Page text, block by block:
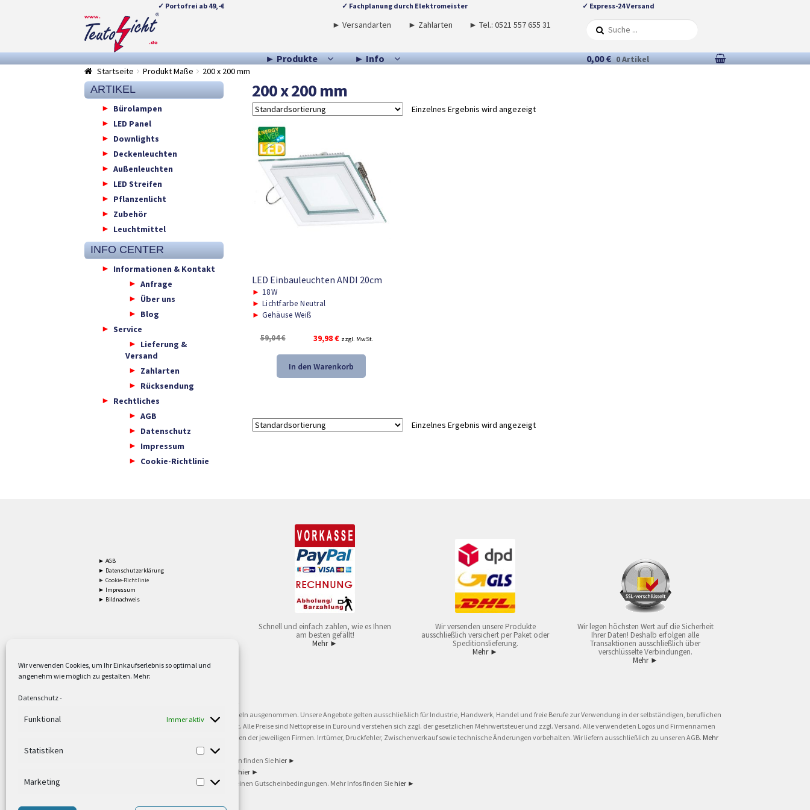
Wir verwenden Cookies, um Ihr Einkaufserlebnis so optimal und
angenehm wie möglich zu gestalten. Mehr:
Datenschutz-
Funktional Immer aktiv
Statistiken
Marketing
✓ Portofrei ab 49,-€ ✓ Fachplanung durch Elektromeister ✓ Express-24 Versand
Zur
Navigation
springen
Springe
zum
► Versandarten ► Zahlarten ► Tel.: 0521 557 655 31
► Produkte ► Info 0,00 € 0 Artikel
Startseite
Produkt Maße 200 x 200 mm
200 x 200 mm
Einzelnes Ergebnis wird angezeigt
LED Einbauleuchten ANDI 20cm
► 18W
► Lichtfarbe Neutral
► Gehäuse Weiß
59,04€
Ursprünglicher
war:
59,04 €
39,98€Aktueller
ist:
39,98 €.
zzgl. MwSt.
In den Warenkorb
Einzelnes Ergebnis wird angezeigt
ARTIKEL
Bürolampen
LED Panel
Downlights
Deckenleuchten
Außenleuchten
LED Streifen
Pflanzenlicht
Zubehör
Leuchtmittel
INFO CENTER
Informationen & Kontakt
Anfrage
Über uns
Blog
Service
Lieferung &
Versand
Zahlarten
Rücksendung
Rechtliches
AGB
Datenschutz
Impressum
Cookie-Richtlinie
► AGB
► Datenschutzerklärung
► Cookie-Richtlinie
► Impressum
► Bildnachweis
Schnell und einfach zahlen, wie es Ihnen
am besten gefällt!
Mehr ►
Wir versenden unsere Produkte
ausschließlich versichert per Paket oder
Speditionslieferung.
Mehr ►
Wir legen höchsten Wert auf die Sicherheit
Ihrer Daten! Deshalb erfolgen alle
Transaktionen ausschließlich über
verschlüsselte Verbindungen.
Mehr ►
Versandkostenfrei ab 59,90 € Nettowarenwert. Inseln ausgenommen. Unsere Angebote gelten ausschließlich für Industrie, Handwerk, Handel und freie Berufe zur Verwendung in der selbständigen, beruflichen
oder gewerblichen Tätigkeit. Kein Verkauf an privat. Alle Preise sind Nettopreise in Euro und verstehen sich zzgl. der gesetzlichen Mehrwertsteuer und zzgl. Versand. Alle verwendeten Logos und Firmennamen
sind Warenzeichen oder eingetragene Warenzeichen der jeweiligen Firmen. Irrtümer, Druckfehler, Zwischenverkauf sowie technische Änderungen vorbehalten. Wir liefern ausschließlich zu unseren AGB. Mehr
Weitere Informationen und Zahlungsbedingungen finden Sie hier ►
hier ►
Ab 79,- Nettowarenwert. Es gelten unsere allgemeinen Gutscheinbedingungen. Mehr Infos finden Sie hier ►
©2002-2021 TEUTO LICHT GmbH